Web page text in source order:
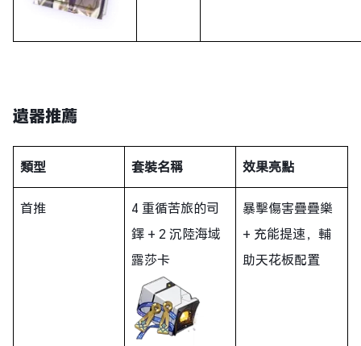
遺器推薦
類型 套裝名稱 效果亮點
首推
4 重循苦旅的司
鐸 + 2 沉陸海域
露莎卡
暴擊傷害疊疊樂
+ 充能提速，輔
助天花板配置